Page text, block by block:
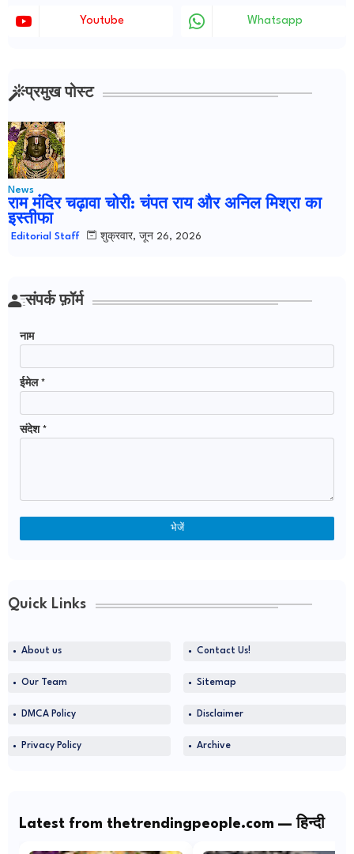
Youtube Whatsapp
प्रमुख पोस्ट
News
राम मंदिर चढ़ावा चोरी: चंपत राय और अनिल मिश्रा का
इस्तीफा
Editorial Staff शुक्रवार, जून 26, 2026
संपर्क फ़ॉर्म
नाम
ईमेल *
संदेश *
Quick Links
About us Contact Us!
Our Team Sitemap
DMCA Policy Disclaimer
Privacy Policy Archive
Latest from thetrendingpeople.com — हिन्दी